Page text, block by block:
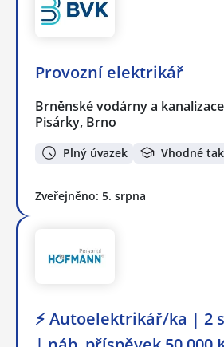
Provozní elektrikář
Brněnské vodárny a
Pisárky, Brno
Plný úvazek Vhodné
Zveřejněno: 5. srpna
⚡ Autoelektrikář/ka | 2